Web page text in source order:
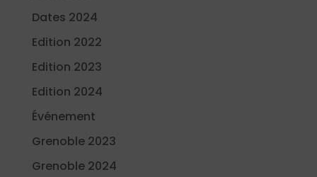
Dates 2024
Edition 2022
Edition 2023
Edition 2024
Événement
Grenoble 2023
Grenoble 2024